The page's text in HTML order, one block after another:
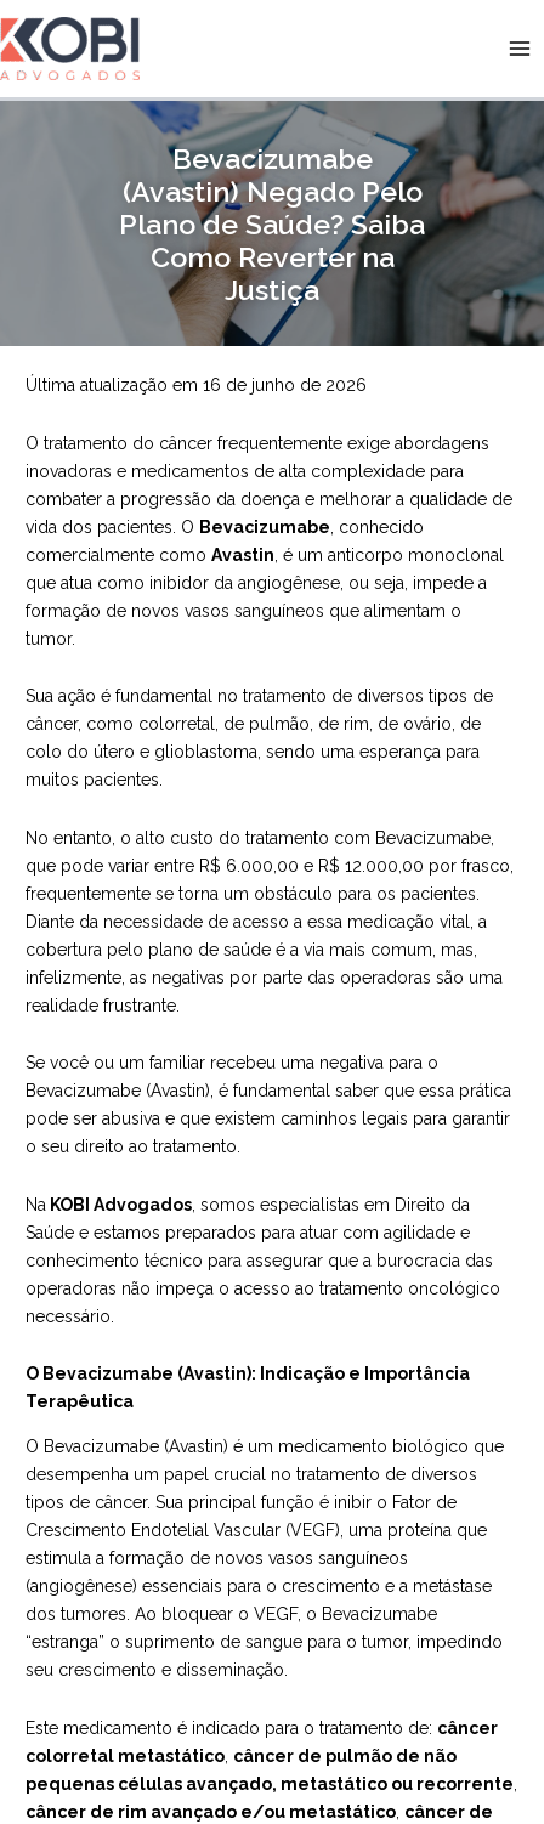
para
o
conteúdo
Bevacizumabe
(Avastin) Negado Pelo
Plano de Saúde? Saiba
Como Reverter na
Justiça
Última atualização em 16 de junho de 2026
O tratamento do câncer frequentemente exige abordagens
inovadoras e medicamentos de alta complexidade para
combater a progressão da doença e melhorar a qualidade de
vida dos pacientes. O Bevacizumabe , conhecido
comercialmente como Avastin , é um anticorpo monoclonal
que atua como inibidor da angiogênese, ou seja, impede a
formação de novos vasos sanguíneos que alimentam o
tumor.
Sua ação é fundamental no tratamento de diversos tipos de
câncer, como colorretal, de pulmão, de rim, de ovário, de
colo do útero e glioblastoma, sendo uma esperança para
muitos pacientes.
No entanto, o alto custo do tratamento com Bevacizumabe,
que pode variar entre R$ 6.000,00 e R$ 12.000,00 por frasco,
frequentemente se torna um obstáculo para os pacientes.
Diante da necessidade de acesso a essa medicação vital, a
cobertura pelo plano de saúde é a via mais comum, mas,
infelizmente, as negativas por parte das operadoras são uma
realidade frustrante.
Se você ou um familiar recebeu uma negativa para o
Bevacizumabe (Avastin), é fundamental saber que essa prática
pode ser abusiva e que existem caminhos legais para garantir
o seu direito ao tratamento.
Na KOBI Advogados , somos especialistas em Direito da
Saúde e estamos preparados para atuar com agilidade e
conhecimento técnico para assegurar que a burocracia das
operadoras não impeça o acesso ao tratamento oncológico
necessário.
O Bevacizumabe (Avastin): Indicação e Importância
Terapêutica
O Bevacizumabe (Avastin) é um medicamento biológico que
desempenha um papel crucial no tratamento de diversos
tipos de câncer. Sua principal função é inibir o Fator de
Crescimento Endotelial Vascular (VEGF), uma proteína que
estimula a formação de novos vasos sanguíneos
(angiogênese) essenciais para o crescimento e a metástase
dos tumores. Ao bloquear o VEGF, o Bevacizumabe
“estranga” o suprimento de sangue para o tumor, impedindo
seu crescimento e disseminação.
Este medicamento é indicado para o tratamento de: câncer
colorretal metastático câncer de pulmão de não
pequenas células avançado, metastático ou recorrente
câncer de rim avançado e/ou metastático câncer de